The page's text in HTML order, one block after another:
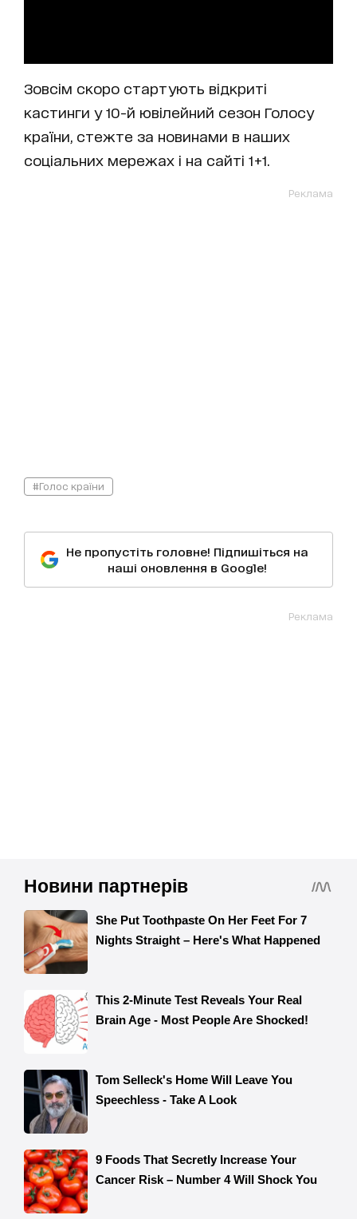
Зовсім скоро стартують відкриті
кастинги у 10-й ювілейний сезон Голосу
країни, стежте за новинами в наших
соціальних мережах і на сайті 1+1.
Реклама
#Голос країни
Не пропустіть головне! Підпишіться на
наші оновлення в Google!
Реклама